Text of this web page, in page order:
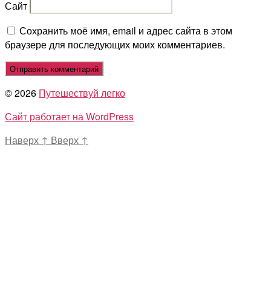
Сайт
Сохранить моё имя, email и адрес сайта в этом
браузере для последующих моих комментариев.
© 2026 Путешествуй легко
Сайт работает на WordPress
Наверх ↑ Вверх ↑